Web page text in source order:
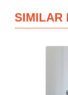
SIMILAR